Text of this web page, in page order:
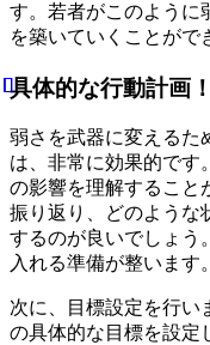
す。若者がこのように
を築いていくことがで
具体的な行動計画
弱さを武器に変えるた
は、非常に効果的です
の影響を理解すること
振り返り、どのような
するのが良いでしょう
入れる準備が整います。
次に、目標設定を行い
の具体的な目標を設定